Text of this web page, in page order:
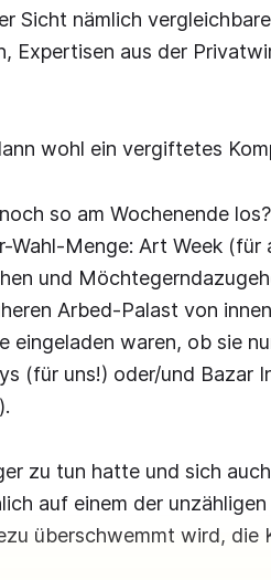
Sicht nämlich
Expertisen aus der
wohl ein vergiftetes
so am Wochenende
Wahl-Menge: Art Week
und
Arbed-Palast von
eingeladen waren, ob sie
(für uns!) oder/und Bazar
zu tun hatte und sich
auf einem der
überschwemmt wird, die